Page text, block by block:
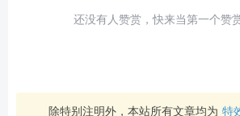
还没有人赞赏，快来当第一个赞
除特别注明外，本站所有文章均为 特